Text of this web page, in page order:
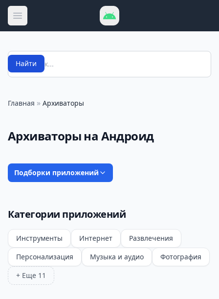
Открыть меню
Поиск
Найти
Главная » Архиваторы
Архиваторы на Андроид
Подборки приложений
Категории приложений
Инструменты Интернет
Развлечения
Персонализация
Музыка и аудио
Фотография
+ Еще 11